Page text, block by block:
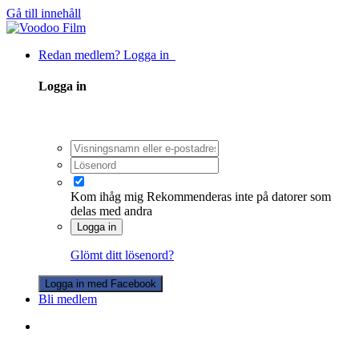
Gå till innehåll
Redan medlem? Logga in
Logga in
Kom ihåg mig Rekommenderas inte på datorer som
delas med andra
Logga in
Glömt ditt lösenord?
Logga in med Facebook
Bli medlem